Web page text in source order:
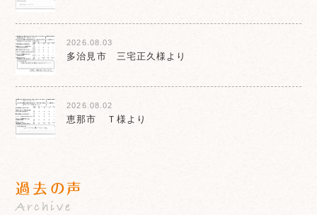
2026.08.03
多治見市 三宅正久様より
2026.08.02
恵那市 Ｔ様より
過去の声
Archive